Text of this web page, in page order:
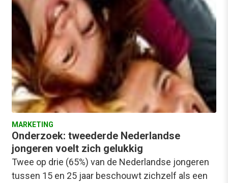
MARKETING
Onderzoek: tweederde Nederlandse
jongeren voelt zich gelukkig
Twee op drie (65%) van de Nederlandse jongeren
tussen 15 en 25 jaar beschouwt zichzelf als een